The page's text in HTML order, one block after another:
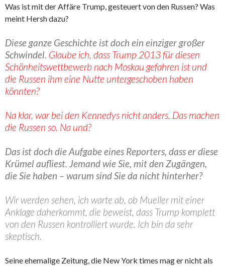
Was ist mit der Affäre Trump, gesteuert von den Russen? Was
meint Hersh dazu?
Diese ganze Geschichte ist doch ein einziger großer
Schwindel. Glaube ich, dass Trump 2013 für diesen
Schönheitswettbewerb nach Moskau gefahren ist und
die Russen ihm eine Nutte untergeschoben haben
könnten?
Na klar, war bei den Kennedys nicht anders. Das machen
die Russen so. Na und?
Das ist doch die Aufgabe eines Reporters, dass er diese
Krümel aufliest. Jemand wie Sie, mit den Zugängen,
die Sie haben – warum sind Sie da nicht hinterher?
Wir werden sehen, ich warte ab, ob Mueller mit einer
Anklage daherkommt, die beweist, dass Trump komplett
von den Russen kontrolliert wurde. Ich bin da sehr
skeptisch.
Seine ehemalige Zeitung, die New York times mag er nicht als